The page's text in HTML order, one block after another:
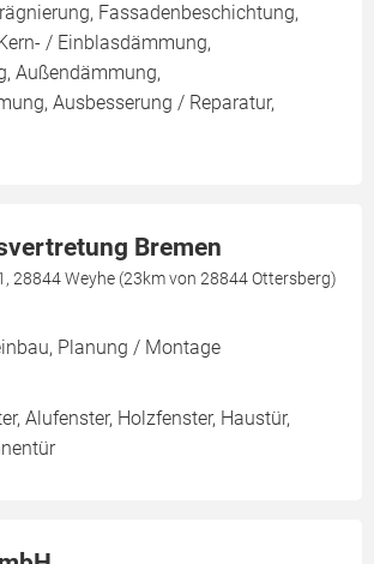
Fassadenbeschichtung,
/ Einblasdämmung,
Außendämmung,
Ausbesserung / Reparatur,
Bremen
28844 Weyhe (23km von 28844 Ottersberg)
Planung / Montage
Alufenster, Holzfenster, Haustür,